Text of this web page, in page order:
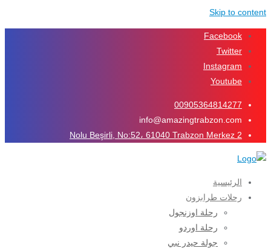
Skip to content
Facebook
Twitter
Instagram
Youtube
00905364814277
info@amazingtrabzon.com
2 Nolu Beşirli, No:52، 61040 Trabzon Merkez
الرئيسية
رحلات طرابزون
رحلة اوزنجول
رحلة اوردو
جولة حيدر نبي